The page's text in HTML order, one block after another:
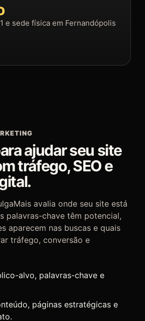
e sede física em Fernandópolis
ajudar seu site
tráfego, SEO e
avalia onde seu site está
palavras-chave têm potencial,
aparecem nas buscas e quais
tráfego, conversão e
alvo, palavras-chave e
páginas estratégicas e